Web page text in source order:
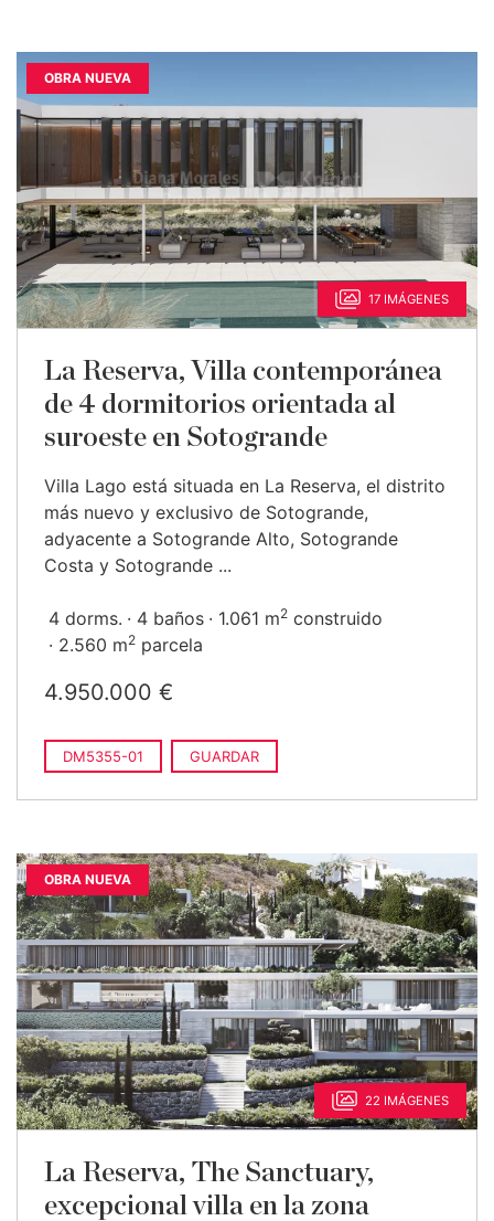
OBRA NUEVA
17 IMÁGENES
La Reserva, Villa contemporánea
de 4 dormitorios orientada al
suroeste en Sotogrande
Villa Lago está situada en La Reserva, el distrito
más nuevo y exclusivo de Sotogrande,
adyacente a Sotogrande Alto, Sotogrande
Costa y Sotogrande ...
4 dorms. 4 baños 1.061 m2 construido
2.560 m2 parcela
4.950.000 €
DM5355-01 GUARDAR
OBRA NUEVA
22 IMÁGENES
La Reserva, The Sanctuary,
excepcional villa en la zona